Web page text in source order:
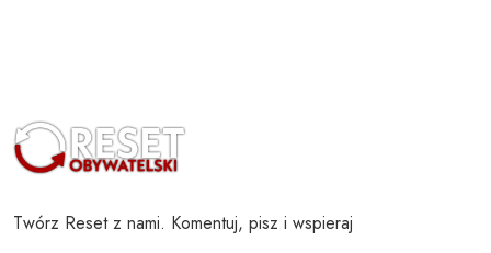
Twórz Reset z nami. Komentuj, pisz i wspieraj